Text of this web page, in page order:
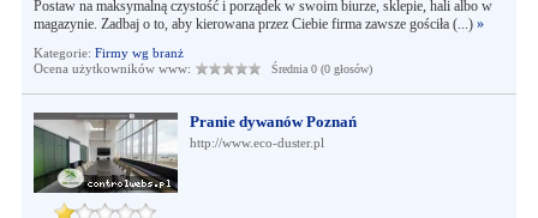
Postaw na maksymalną czystość i porządek w swoim biurze, sklepie, hali albo w
magazynie. Zadbaj o to, aby kierowana przez Ciebie firma zawsze gościła (...) »
Kategorie: Firmy wg branż
Ocena użytkowników www:
Średnia 0 (0 głosów)
Pranie dywanów Poznań
http://www.eco-duster.pl